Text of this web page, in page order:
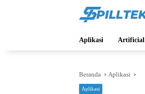
Aplikasi Artificial
Beranda Aplikasi
Aplikasi